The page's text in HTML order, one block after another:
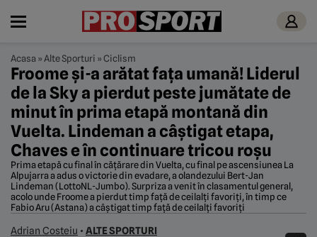
Acasa »Alte Sporturi »Ciclism
Froome și-a arătat fața umană! Liderul
de la Sky a pierdut peste jumătate de
minut în prima etapă montană din
Vuelta. Lindeman a câștigat etapa,
Chaves e în continuare tricou roșu
Prima etapă cu final în cățărare din Vuelta, cu final pe ascensiunea La
Alpujarra a adus o victorie din evadare, a olandezului Bert-Jan
Lindeman (LottoNL-Jumbo). Surpriza a venit în clasamentul general,
acolo unde Froome a pierdut timp față de ceilalți favoriți, în timp ce
Fabio Aru (Astana) a câștigat timp față de ceilalți favoriți
Adrian Costeiu • ALTE SPORTURI